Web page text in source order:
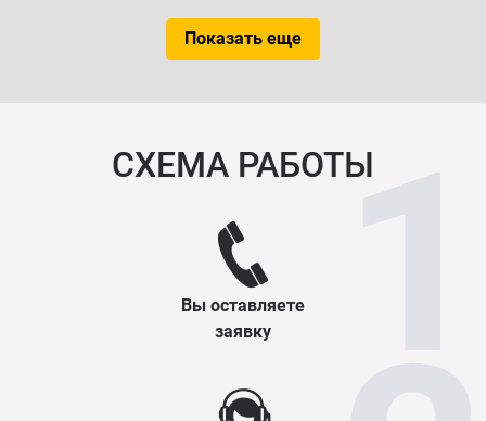
Показать еще
СХЕМА РАБОТЫ
Вы оставляете
заявку